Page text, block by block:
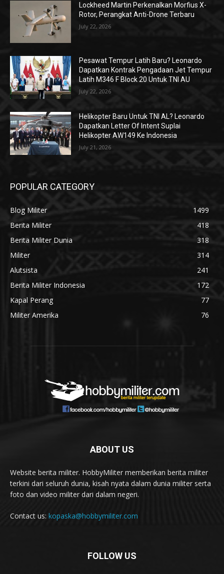
Lockheed Martin Perkenalkan Morfius X-
Rotor, Perangkat Anti-Drone Terbaru
July 22, 2026
Pesawat Tempur Latih Baru? Leonardo
Dapatkan Kontrak Pengadaan Jet Tempur
Latih M346 F Block 20 Untuk TNI AU
July 22, 2026
Helikopter Baru Untuk TNI AL? Leonardo
Dapatkan Letter Of Intent Suplai
Helikopter AW149 Ke Indonesia
July 21, 2026
POPULAR CATEGORY
Blog Militer
1499
Berita Militer
418
Berita Militer Dunia
318
Militer
314
Alutsista
241
Berita Militer Indonesia
172
Kapal Perang
77
Militer Amerika
76
ABOUT US
Website berita militer. HobbyMiliter memberikan berita militer
terkini dari seluruh dunia, kisah nyata dalam dunia militer serta
foto dan video militer dari dalam negeri.
Contact us: kopaska@hobbymiliter.com
FOLLOW US